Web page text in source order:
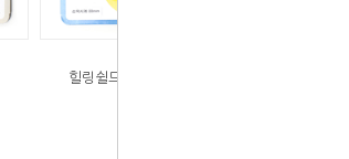
힐링쉴드 가민 피닉스3 HR 전용 시계